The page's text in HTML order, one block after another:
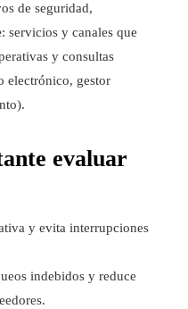
de seguridad,
: servicios y canales que
y consultas
electrónico, gestor
evaluar
y evita interrupciones
indebidos y reduce